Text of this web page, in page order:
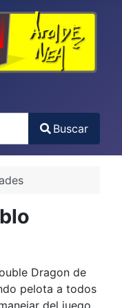
Buscar
Dragon de
pelota a todos
del juego.